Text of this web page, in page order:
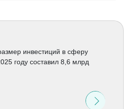
инвестиций в сферу
году составил 8,6 млрд